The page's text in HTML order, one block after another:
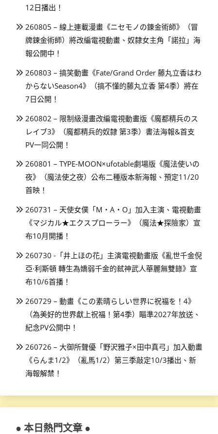
12日播出！
260805 – 線上連載漫畫《ニセモノの錬金術師》（冒
牌鍊金術師）將改編電視動畫、奴隸女主角「諾拉」海
報公開中！
260803 – 搞笑動畫《Fate/Grand Order 藤丸立香はわ
からないSeason4》（搞不懂的藤丸立香 第4季）將在
7日公開！
260802 – 限制級漫畫改編電視動畫版《魔都精兵のス
レイブ3》（魔都精兵的奴隸 第3季）書法海報&首支
PV一同公開！
260801 – TYPE-MOON×ufotable劇場版《魔法使いの
夜》（魔法使之夜）公布二種版本新海報、預定11/20
首映！
260731 – 天使女僕「M・A・O」加入主演、電視動畫
《マジカル★エクスプローラー》（魔法★探險家）宣
布10月開播！
260730 -「井上ほの花」主演電視動畫版《亂世千金倪
亞·利斯頓 轉生為嬌弱千金的弒神武人華麗無雙錄》宣
布10/6首播！
260729 – 動畫《この素晴らしい世界に祝福を！4》
（為美好的世界獻上祝福！第4季）瞄準2027年放送、
紀念PV公開中！
260726 – 大御所聲優「野沢雅子×田中真弓」加入動畫
《らんま1/2》（亂馬1/2）第三季敲定10/3播出、新
海報解禁！
● 本日熱門文章 ●